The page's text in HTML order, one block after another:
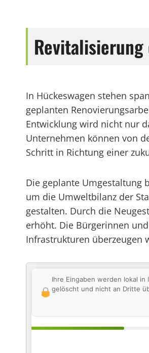
Revitalisierung
In Hückeswagen stehen
geplanten
Entwicklung wird nicht nur
Unternehmen können von
Schritt in Richtung einer
Die geplante Umgestaltung
um die Umweltbilanz der
gestalten. Durch die
erhöht. Die Bürgerinnen
Infrastrukturen überzeugen
Ihre Eingaben werden lokal
gelöscht und nicht an Dritte